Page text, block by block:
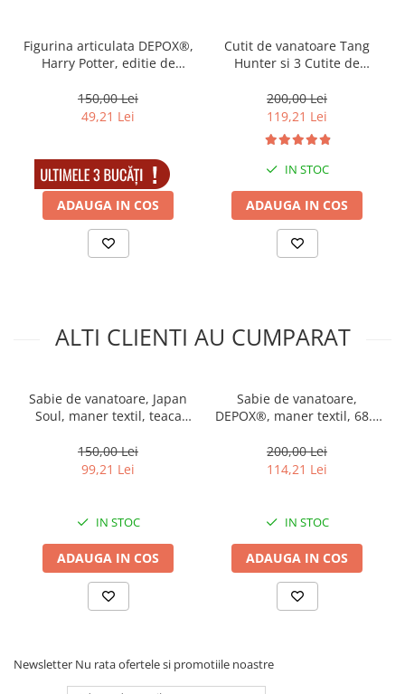
Figurina articulata DEPOX®,
Harry Potter, editie de
150,00 Lei
49,21 Lei
IN STOC
ADAUGA IN COS
Cutit de vanatoare Tang
Hunter si 3 Cutite de
,Otel inoxidabil
200,00 Lei
119,21 Lei
IN STOC
ADAUGA IN COS
ALTI CLIENTI AU CUMPARAT
Sabie de vanatoare, Japan
Soul, maner textil, teaca
150,00 Lei
99,21 Lei
IN STOC
ADAUGA IN COS
Sabie de vanatoare,
DEPOX®, maner textil, 68.5
200,00 Lei
114,21 Lei
IN STOC
ADAUGA IN COS
Newsletter Nu rata ofertele si promotiile noastre